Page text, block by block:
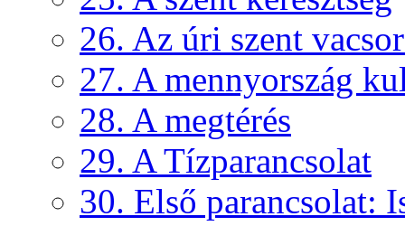
26. Az úri szent
27. A mennyország
28. A megtérés
29. A Tízparancsolat
30. Első parancsolat: